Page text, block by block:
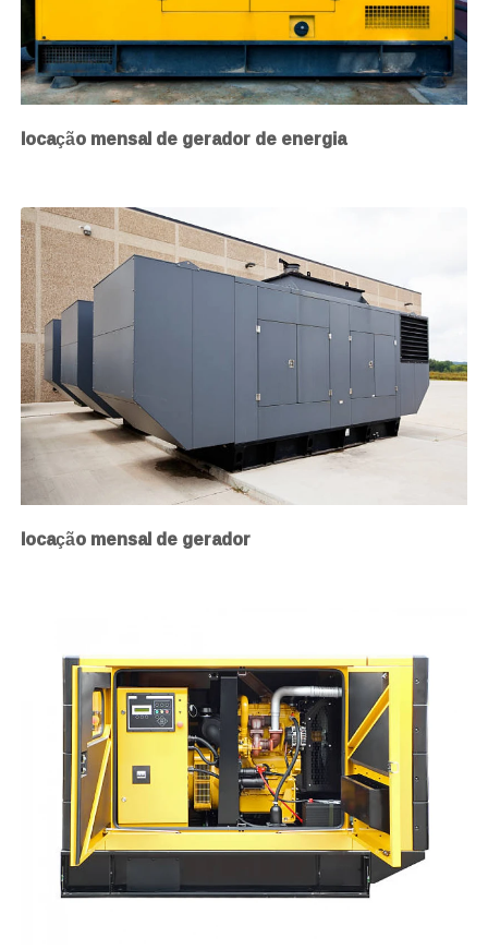
locação mensal de gerador de energia
locação mensal de gerador